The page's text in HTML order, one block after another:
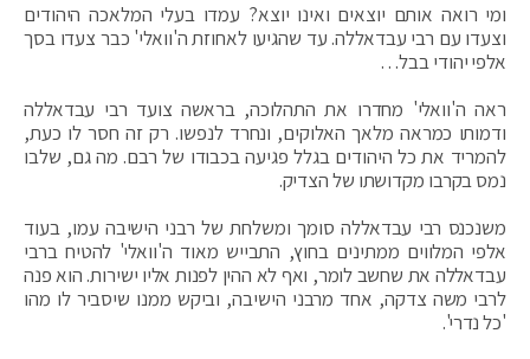
ומי רואה אותם יוצאים ואינו יוצא? עמדו בעלי המלאכה היהודים
וצעדו עם רבי עבדאללה. עד שהגיעו לאחוזת ה'וואלי' כבר צעדו בסך
אלפי יהודי בבל…
ראה ה'וואלי' מחדרו את התהלוכה, בראשה צועד רבי עבדאללה
ודמותו כמראה מלאך האלוקים, ונחרד לנפשו. רק זה חסר לו כעת,
להמריד את כל היהודים בגלל פגיעה בכבודו של רבם. מה גם, שלבו
נמס בקרבו מקדושתו של הצדיק.
משנכנס רבי עבדאללה סומך ומשלחת של רבני הישיבה עמו, בעוד
אלפי המלווים ממתינים בחוץ, התבייש מאוד ה'וואלי' להטיח ברבי
עבדאללה את שחשב לומר, ואף לא ההין לפנות אליו ישירות. הוא פנה
לרבי משה צדקה, אחד מרבני הישיבה, וביקש ממנו שיסביר לו מהו
'כל נדרי'.